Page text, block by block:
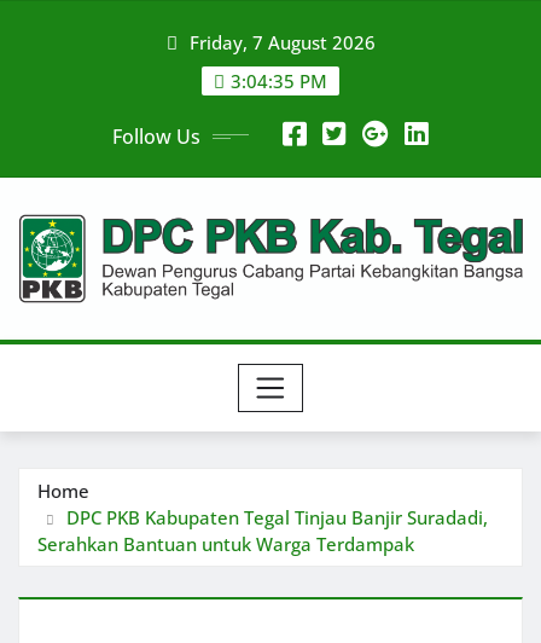
Friday, 7 August 2026
3:04:35 PM
Follow Us
Home
DPC PKB Kabupaten Tegal Tinjau Banjir Suradadi,
Serahkan Bantuan untuk Warga Terdampak